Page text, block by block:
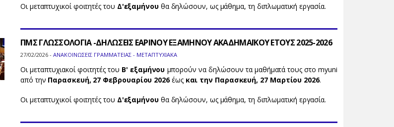
Οι μεταπτυχικοί φοιτητές του Δ'εξαμήνουθα δηλώσουν, ως μάθημα, τη διπλωματική εργασία.
ΠΜΣ ΓΛΩΣΣΟΛΟΓΙΑ -ΔΗΛΩΣΕΙΣ ΕΑΡΙΝΟΥ ΕΞΑΜΗΝΟΥ ΑΚΑΔΗΜΑΪΚΟΥ ΕΤΟΥΣ 2025-2026
27/02/2026 - ΑΝΑΚΟΙΝΩΣΕΙΣ ΓΡΑΜΜΑΤΕΙΑΣ - ΜΕΤΑΠΤΥΧΙΑΚΑ
Οι μεταπτυχιακοί φοιτητές του Β' εξαμήνου μπορούν να δηλώσουν τα μαθήματά τους στο myuni
από την Παρασκευή, 27 Φεβρουαρίου 2026έωςκαι την Παρασκευή, 27 Μαρτίου 2026.
Οι μεταπτυχικοί φοιτητές του Δ'εξαμήνουθα δηλώσουν, ως μάθημα, τη διπλωματική εργασία.